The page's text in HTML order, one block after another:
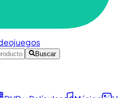
Buscar